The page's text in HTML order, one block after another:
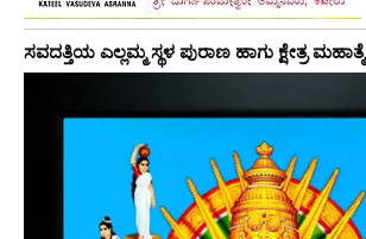
ಸವದತ್ತಿಯ ಎಲ್ಲಮ್ಮ ಸ್ಥಳ ಪುರಾಣ ಹಾಗು ಕ್ಷೇತ್ರ ಮಹಾತ್ಮೆ